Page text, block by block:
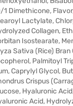
1 Dimethicone,
Lactylate,
Collagen,
Isostearate,
Sativa (Rice) Bran
Palmitoyl
Caprylyl Glycol,
Crispus
Hyaluronic
Acid,